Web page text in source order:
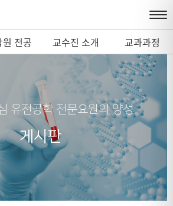
원 전공 교수진 소개 교과과정
유전공학 전문요원의 양성
게시판